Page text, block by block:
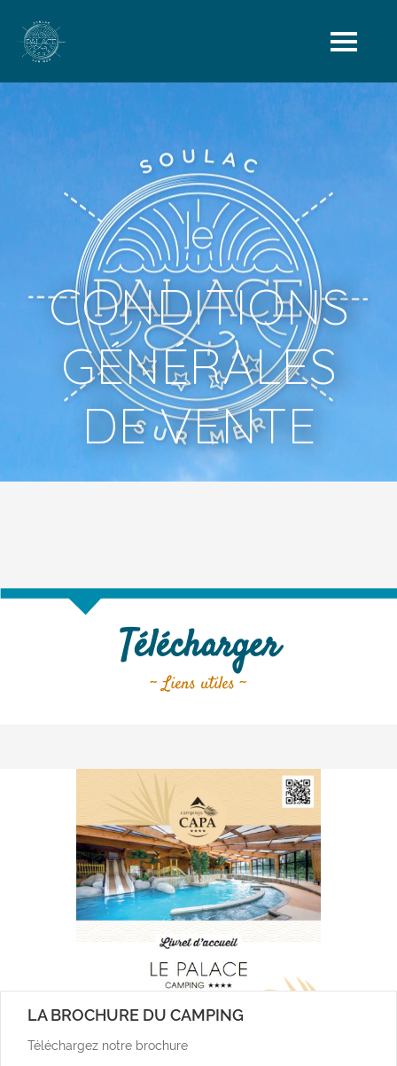
CONDITIONS
GÉNÉRALES
DE VENTE
Télécharger
~ Liens utiles ~
LA BROCHURE DU CAMPING
Téléchargez notre brochure